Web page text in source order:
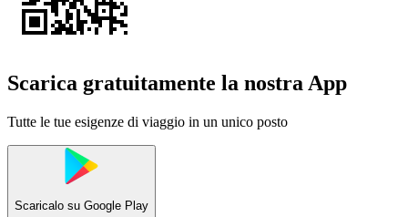
Scarica gratuitamente la nostra App
Tutte le tue esigenze di viaggio in un unico posto
Scaricalo su Google Play